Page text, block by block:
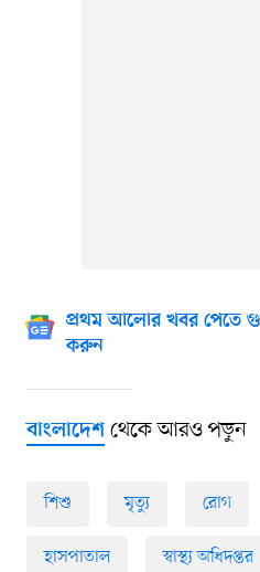
প্রথম আলোর খবর পেতে
করুন
বাংলাদেশথেকে আরও পড়ুন
শিশু মৃত্যু রোগ
হাসপাতাল স্বাস্থ্য অধিদপ্তর